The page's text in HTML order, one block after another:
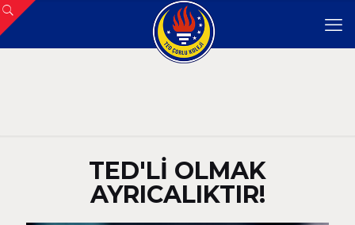
TED'Lİ OLMAK
AYRICALIKTIR!